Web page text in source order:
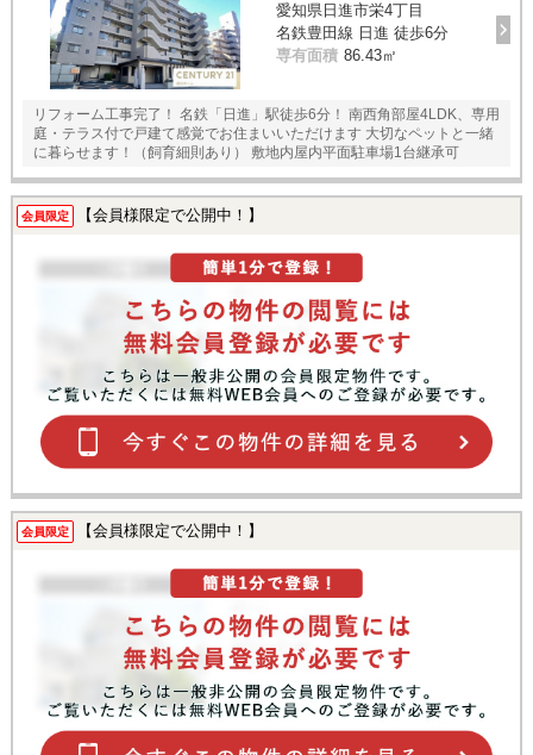
愛知県日進市栄4丁目
名鉄豊田線 日進 徒歩6分
専有面積 86.43㎡
リフォーム工事完了！ 名鉄「日進」駅徒歩6分！ 南西角部屋4LDK、専用
庭・テラス付で戸建て感覚でお住まいいただけます 大切なペットと一緒
に暮らせます！（飼育細則あり） 敷地内屋内平面駐車場1台継承可
会員限定 【会員様限定で公開中！】
会員限定 【会員様限定で公開中！】